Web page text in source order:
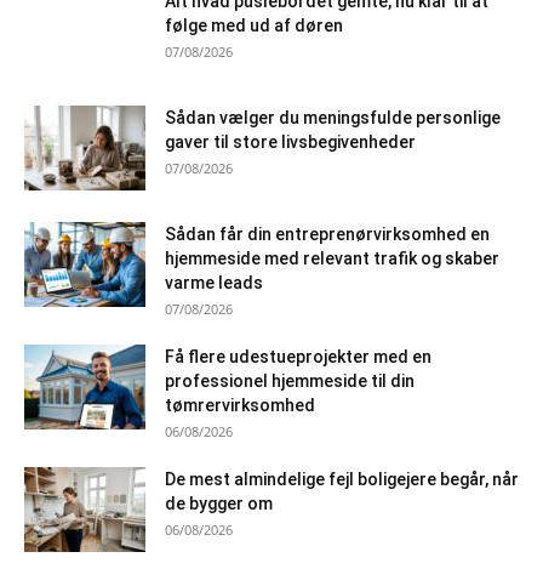
følge med ud af døren
07/08/2026
Sådan vælger du meningsfulde personlige
gaver til store livsbegivenheder
07/08/2026
Sådan får din entreprenørvirksomhed en
hjemmeside med relevant trafik og skaber
varme leads
07/08/2026
Få flere udestueprojekter med en
professionel hjemmeside til din
tømrervirksomhed
06/08/2026
De mest almindelige fejl boligejere begår, når
de bygger om
06/08/2026